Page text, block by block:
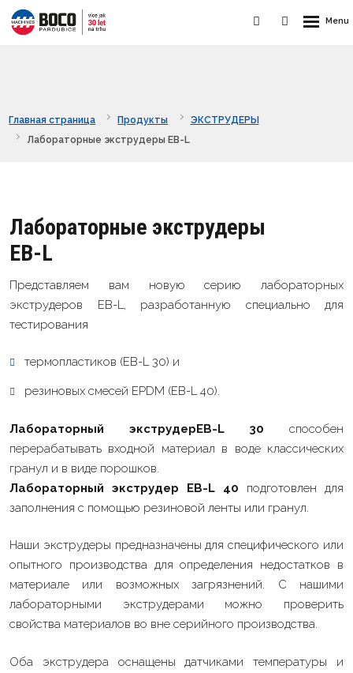
Главная страница Продукты
ЭКСТРУДЕРЫ
Лабораторныe экструдеры EB-L
Лабораторныe экструдеры
EB-L
Представляем вам новую серию лабораторных
экструдеров EB-L, разработанную специально для
тестирования
термопластиков (EB-L 30) и
резиновых смесей EPDM (EB-L 40).
Лабораторный экструдерEB-L 30 способен
перерабатывать входной материал в воде классических
гранул и в виде порошков.
Лабораторный экструдер EB-L 40 подготовлен для
заполнения с помощью резиновой ленты или гранул.
Наши экструдеры предназначены для специфического или
опытного производства для определения недостатков в
материале или возможных загрязнений. С нашими
лабораторными экструдерами можно проверить
свойства материалов во вне серийного производства.
Оба экструдера оснащены датчиками температуры и